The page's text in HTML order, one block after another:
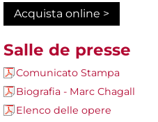
Acquista online >
Salle de presse
Comunicato Stampa
Biografia - Marc Chagall
Elenco delle opere